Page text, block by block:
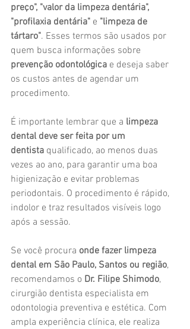
preço", "valor da limpeza dentária",
"profilaxia dentária" e "limpeza de
tártaro". Esses termos são usados por
quem busca informações sobre
prevenção odontológica e deseja saber
os custos antes de agendar um
procedimento.
É importante lembrar que a limpeza
dental deve ser feita por um
dentista qualificado, ao menos duas
vezes ao ano, para garantir uma boa
higienização e evitar problemas
periodontais. O procedimento é rápido,
indolor e traz resultados visíveis logo
após a sessão.
Se você procura onde fazer limpeza
dental em São Paulo, Santos ou região,
recomendamos o Dr. Filipe Shimodo,
cirurgião dentista especialista em
odontologia preventiva e estética. Com
ampla experiência clínica, ele realiza